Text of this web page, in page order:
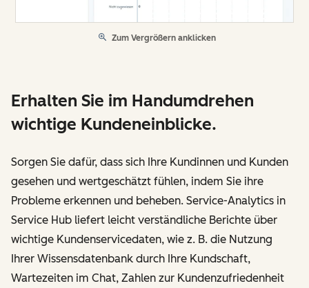
Zum Vergrößern anklicken
Erhalten Sie im Handumdrehen
wichtige Kundeneinblicke.
Sorgen Sie dafür, dass sich Ihre Kundinnen und Kunden
gesehen und wertgeschätzt fühlen, indem Sie ihre
Probleme erkennen und beheben. Service-Analytics in
Service Hub liefert leicht verständliche Berichte über
wichtige Kundenservicedaten, wie z. B. die Nutzung
Ihrer Wissensdatenbank durch Ihre Kundschaft,
Wartezeiten im Chat, Zahlen zur Kundenzufriedenheit